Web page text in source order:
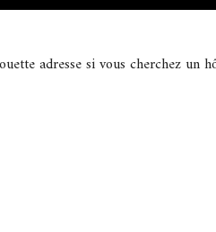
adresse si vous cherchez